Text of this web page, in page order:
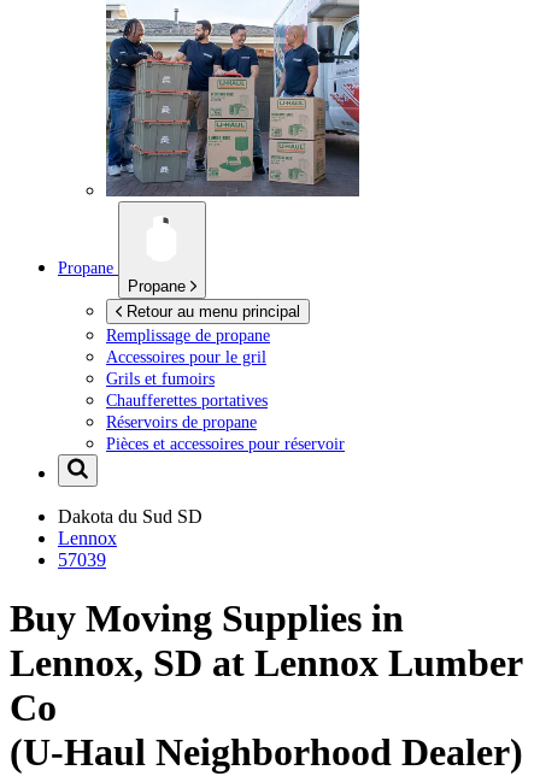
Propane
Propane
Retour au menu principal
Remplissage de propane
Accessoires pour le gril
Grils et fumoirs
Chaufferettes portatives
Réservoirs de propane
Pièces et accessoires pour réservoir
Dakota du Sud SD
Lennox
57039
Buy Moving Supplies in
Lennox, SD at Lennox Lumber
Co
(U-Haul Neighborhood Dealer)